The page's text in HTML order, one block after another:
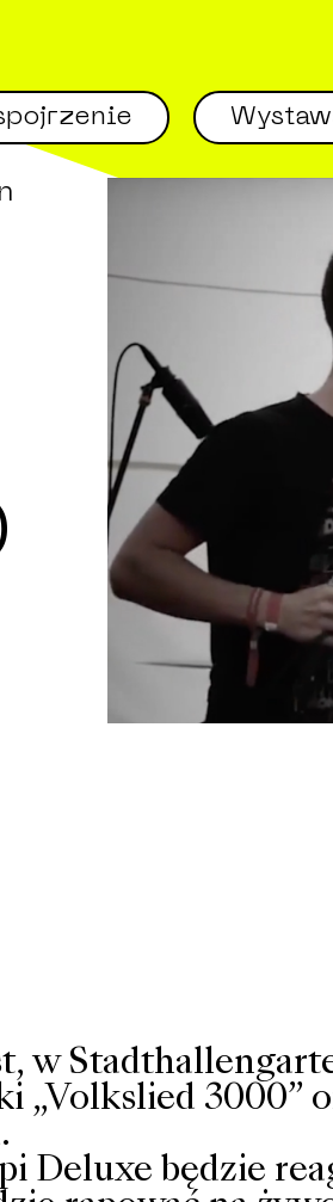
w
„Volkslied 3000”
Deluxe będzie